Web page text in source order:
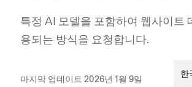
특정 AI 모델을 포함하여 웹사이트
용되는 방식을 요청합니다.
마지막 업데이트 2026년 1월 9일 한